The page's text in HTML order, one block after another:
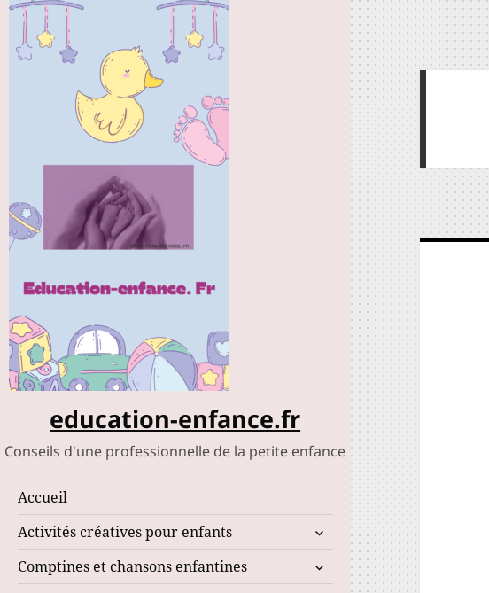
education-enfance.fr
Conseils d'une professionnelle de la petite enfance
Accueil
Activités créatives pour enfants
ouvrir
sous-
Comptines et chansons enfantines
ouvrir